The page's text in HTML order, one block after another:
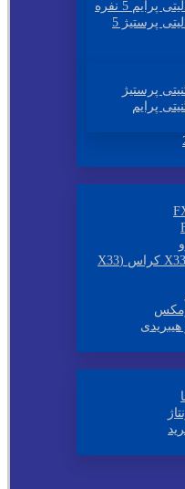
5 نفره
فروش اقساطی فیدلیتی پرستیژ 5
پرستیژ
پرایم
فروش اقساطی ام وی ام X33 کراس (X33